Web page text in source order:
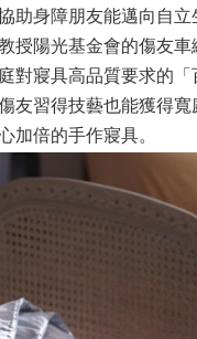
助身障朋友能邁向自立
授陽光基金會的傷友
對寢具高品質要求的「
友習得技藝也能獲得
加倍的手作寢具。